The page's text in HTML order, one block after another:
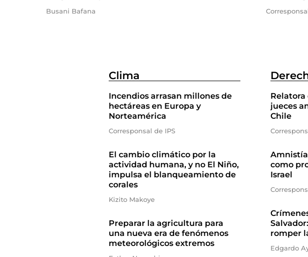
Busani Bafana
Clima
Incendios arrasan millones de
hectáreas en Europa y
Norteamérica
Corresponsal de IPS
El cambio climático por la
actividad humana, y no El Niño,
impulsa el blanqueamiento de
corales
Kizito Makoye
Preparar la agricultura para
una nueva era de fenómenos
meteorológicos extremos
Relatora
jueces
Chile
como
Israel
romper
Edgardo